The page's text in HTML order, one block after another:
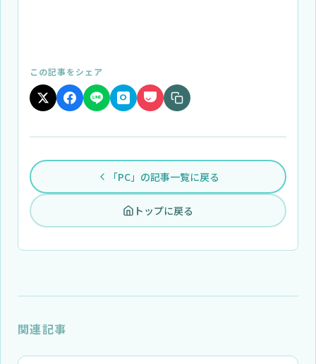
この記事をシェア
「PC」の記事一覧に戻る
トップに戻る
関連記事